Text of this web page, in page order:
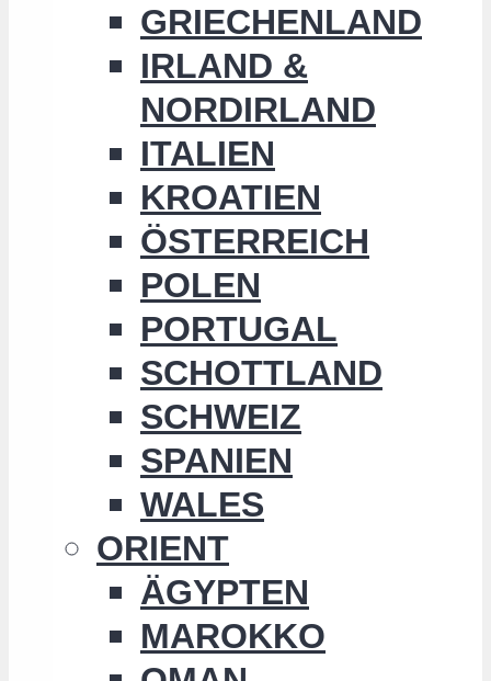
GRIECHENLAND
IRLAND &
NORDIRLAND
ITALIEN
KROATIEN
ÖSTERREICH
POLEN
PORTUGAL
SCHOTTLAND
SCHWEIZ
SPANIEN
WALES
ORIENT
ÄGYPTEN
MAROKKO